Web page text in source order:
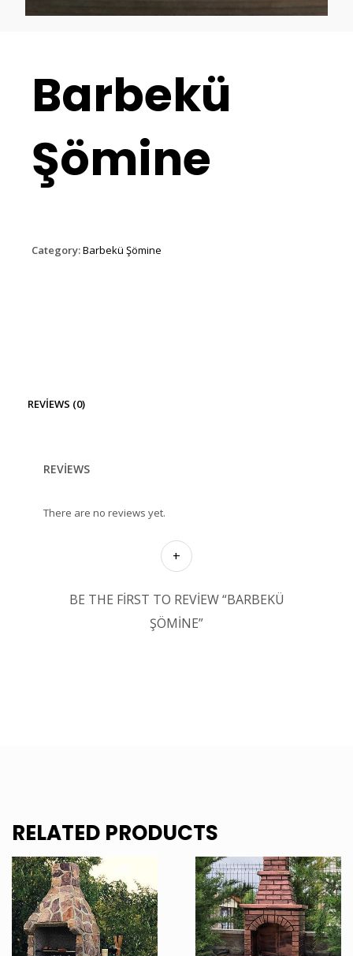
Barbekü
Şömine
Category:Barbekü Şömine
REVIEWS (0)
REVIEWS
There are no reviews yet.
BE THE FIRST TO REVIEW “BARBEKÜ
ŞÖMINE”
RELATED PRODUCTS